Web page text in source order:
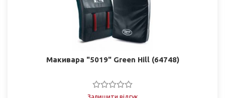
Макивара "5019" Green Hill (64748)
Залишити відгук